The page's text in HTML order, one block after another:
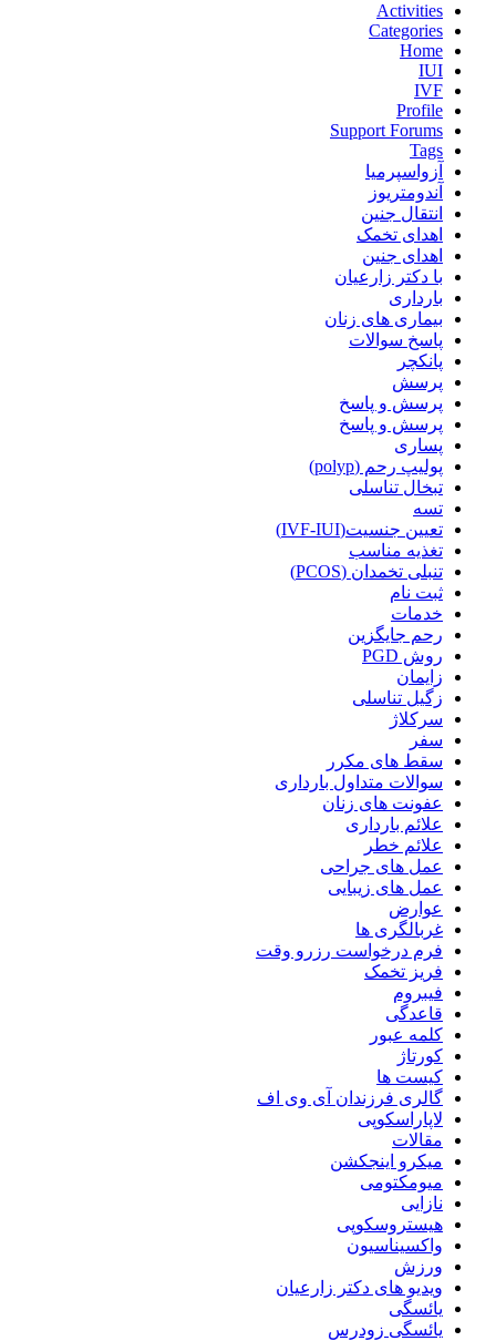
Activities
Categories
Home
IUI
IVF
Profile
Support Forums
Tags
آزواسپرمیا
آندومتریوز
انتقال جنین
اهدای تخمک
اهدای جنین
با دکتر زارعیان
بارداری
بیماری های زنان
پاسخ سوالات
پانکچر
پرسش
پرسش و پاسخ
پرسش و پاسخ
پساری
پولیپ رحم (polyp)
تبخال تناسلی
تسه
تعیین جنسیت(IVF-IUI)
تغذیه مناسب
تنبلی تخمدان (PCOS)
ثبت نام
خدمات
رحم جایگزین
روش PGD
زایمان
زگیل تناسلی
سرکلاژ
سفر
سقط های مکرر
سوالات متداول بارداری
عفونت های زنان
علائم بارداری
علائم خطر
عمل های جراحی
عمل های زیبایی
عوارض
غربالگری ها
فرم درخواست رزرو وقت
فریز تخمک
فیبروم
قاعدگی
کلمه عبور
کورتاژ
کیست ها
گالری فرزندان آی وی اف
لاپاراسکوپی
مقالات
میکرو اینجکشن
میومکتومی
نازایی
هیستروسکوپی
واکسیناسیون
ورزش
ویدیو های دکتر زارعیان
یائسگی
یائسگی زودرس